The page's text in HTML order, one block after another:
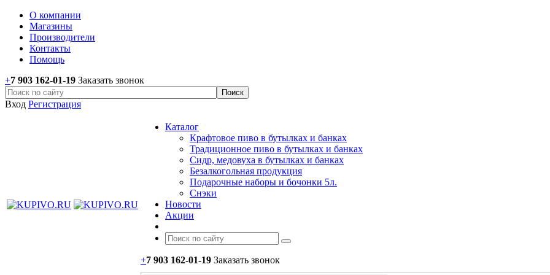
О компании
Магазины
Производители
Контакты
Помощь
+7 903 162-01-19 Заказать звонок
Вход Регистрация
Каталог
Крафтовое пиво в бутылках и банках
Традиционное пиво в бутылках и банках
Сидр, медовуха в бутылках и банках
Безалкогольная продукция
Подарочные наборы и бочонки 5л.
Снэки
Новости
Акции
+7 903 162-01-19 Заказать звонок